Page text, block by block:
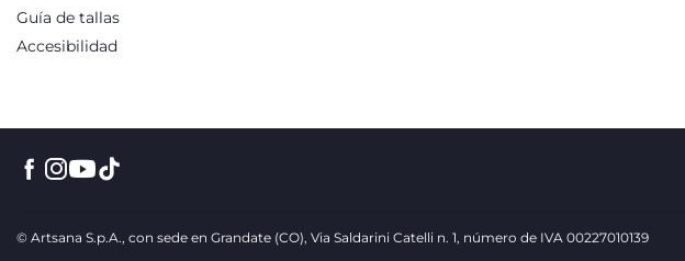
Guía de tallas
Accesibilidad
© Artsana S.p.A., con sede en Grandate (CO), Via Saldarini Catelli n. 1, número de IVA 00227010139